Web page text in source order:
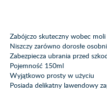
Zabójczo skuteczny wobec
Niszczy zarówno dorosłe
Zabezpiecza ubrania przed
Pojemność 150ml
Wyjątkowo prosty w użyciu
Posiada delikatny lawendowy